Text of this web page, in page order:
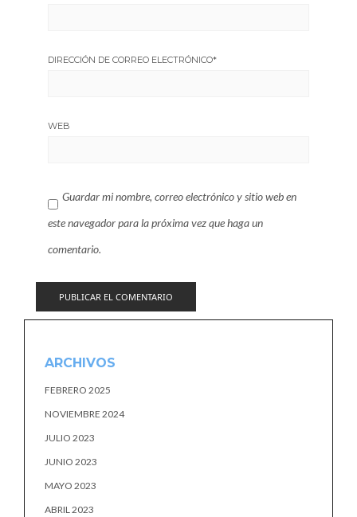
DIRECCIÓN DE CORREO ELECTRÓNICO*
WEB
Guardar mi nombre, correo electrónico y sitio web en
este navegador para la próxima vez que haga un
comentario.
ARCHIVOS
FEBRERO 2025
NOVIEMBRE 2024
JULIO 2023
JUNIO 2023
MAYO 2023
ABRIL 2023